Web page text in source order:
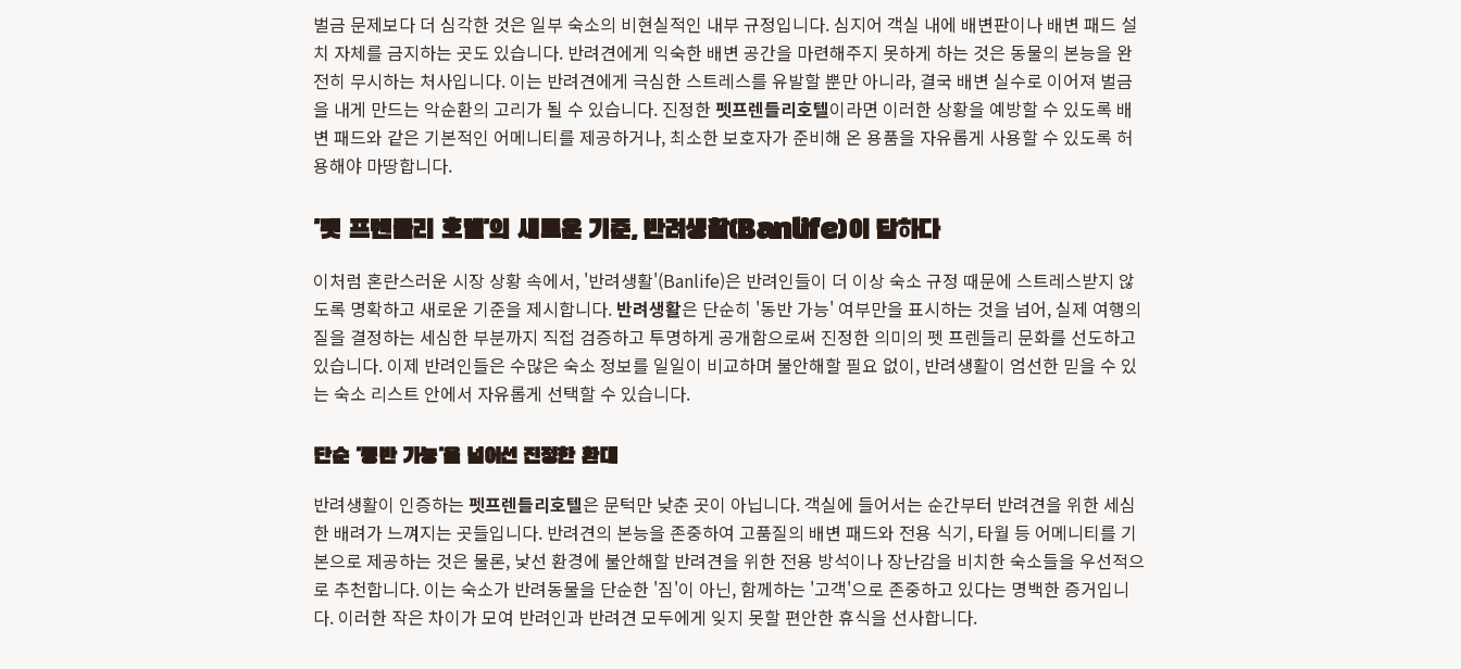
벌금 문제보다 더 심각한 것은 일부 숙소의 비현실적인 내부 규정입니다. 심지어 객실 내에 배변판이나 배변 패드 설
치 자체를 금지하는 곳도 있습니다. 반려견에게 익숙한 배변 공간을 마련해주지 못하게 하는 것은 동물의 본능을 완
전히 무시하는 처사입니다. 이는 반려견에게 극심한 스트레스를 유발할 뿐만 아니라, 결국 배변 실수로 이어져 벌금
을 내게 만드는 악순환의 고리가 될 수 있습니다. 진정한 펫프렌들리호텔이라면 이러한 상황을 예방할 수 있도록 배
변 패드와 같은 기본적인 어메니티를 제공하거나, 최소한 보호자가 준비해 온 용품을 자유롭게 사용할 수 있도록 허
용해야 마땅합니다.
'펫 프렌들리 호텔'의 새로운 기준, 반려생활(Banlife)이 답하다
이처럼 혼란스러운 시장 상황 속에서, '반려생활'(Banlife)은 반려인들이 더 이상 숙소 규정 때문에 스트레스받지 않
도록 명확하고 새로운 기준을 제시합니다. 반려생활은 단순히 '동반 가능' 여부만을 표시하는 것을 넘어, 실제 여행의
질을 결정하는 세심한 부분까지 직접 검증하고 투명하게 공개함으로써 진정한 의미의 펫 프렌들리 문화를 선도하고
있습니다. 이제 반려인들은 수많은 숙소 정보를 일일이 비교하며 불안해할 필요 없이, 반려생활이 엄선한 믿을 수 있
는 숙소 리스트 안에서 자유롭게 선택할 수 있습니다.
단순 '동반 가능'을 넘어선 진정한 환대
반려생활이 인증하는 펫프렌들리호텔은 문턱만 낮춘 곳이 아닙니다. 객실에 들어서는 순간부터 반려견을 위한 세심
한 배려가 느껴지는 곳들입니다. 반려견의 본능을 존중하여 고품질의 배변 패드와 전용 식기, 타월 등 어메니티를 기
본으로 제공하는 것은 물론, 낯선 환경에 불안해할 반려견을 위한 전용 방석이나 장난감을 비치한 숙소들을 우선적으
로 추천합니다. 이는 숙소가 반려동물을 단순한 '짐'이 아닌, 함께하는 '고객'으로 존중하고 있다는 명백한 증거입니
다. 이러한 작은 차이가 모여 반려인과 반려견 모두에게 잊지 못할 편안한 휴식을 선사합니다.